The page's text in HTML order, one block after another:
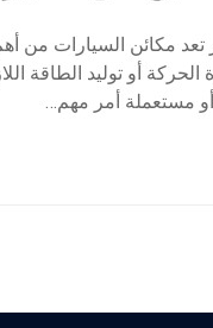
مكائن السيارات من
الحركة أو توليد الطاقة
مستعملة أمر مهم…